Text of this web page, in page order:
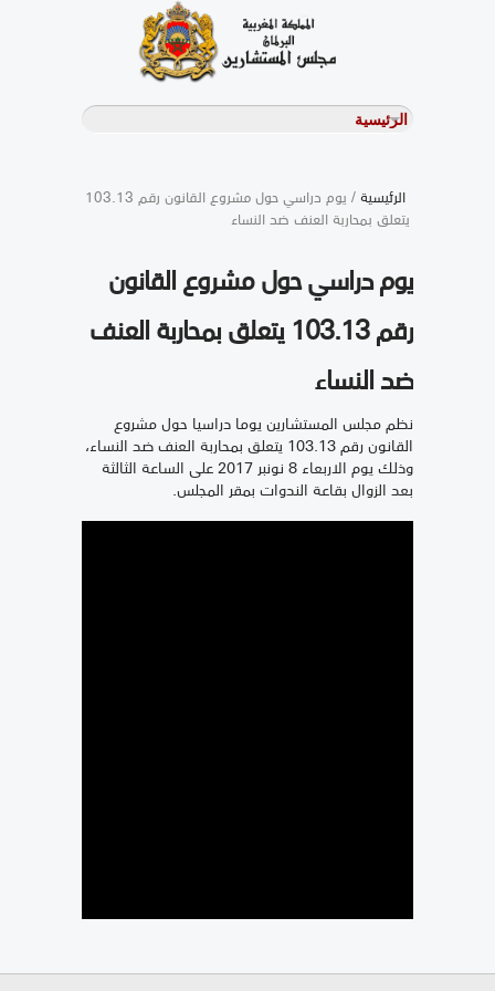
الرئيسية
/ يوم دراسي حول مشروع القانون رقم 103.13
يتعلق بمحاربة العنف ضد النساء
يوم دراسي حول مشروع القانون
رقم 103.13 يتعلق بمحاربة العنف
ضد النساء
نظم مجلس المستشارين يوما دراسيا حول مشروع
القانون رقم 103.13 يتعلق بمحاربة العنف ضد النساء،
وذلك يوم الاربعاء 8 نونبر 2017 على الساعة الثالثة
بعد الزوال بقاعة الندوات بمقر المجلس.